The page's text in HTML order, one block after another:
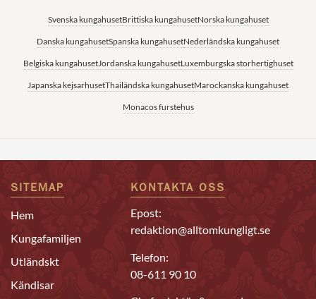
Svenska kungahusetBrittiska kungahusetNorska kungahuset
Danska kungahusetSpanska kungahusetNederländska kungahuset
Belgiska kungahusetJordanska kungahusetLuxemburgska storhertighuset
Japanska kejsarhusetThailändska kungahusetMarockanska kungahuset
Monacos furstehus
SITEMAP
Hem
Kungafamiljen
Utländskt
Kändisar
KONTAKTA OSS
Epost:
redaktion@alltomkungligt.se
Telefon:
08-611 90 10